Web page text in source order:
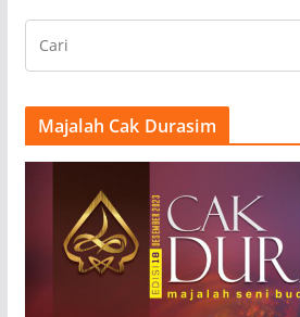
Majalah Cak Durasim